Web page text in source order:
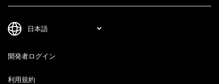
開発者ログイン
利用規約